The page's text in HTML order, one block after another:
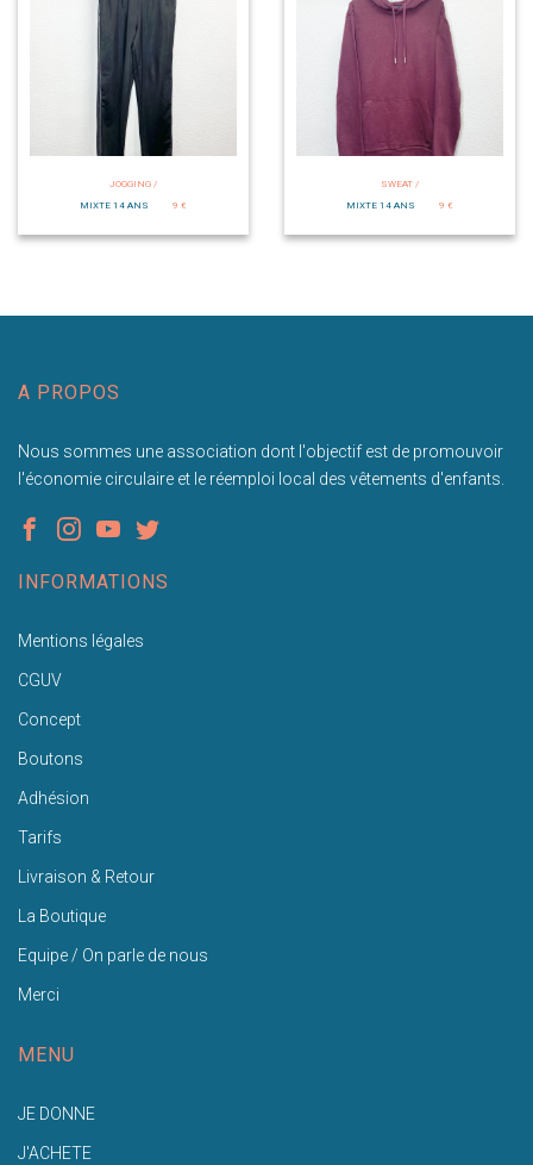
JOGGING /
MIXTE 14 ANS
9 €
SWEAT /
MIXTE 14 ANS
9 €
A PROPOS
Nous sommes une association dont l'objectif est de promouvoir
l'économie circulaire et le réemploi local des vêtements d'enfants.
INFORMATIONS
Mentions légales
CGUV
Concept
Boutons
Adhésion
Tarifs
Livraison & Retour
La Boutique
Equipe / On parle de nous
Merci
MENU
JE DONNE
J'ACHETE